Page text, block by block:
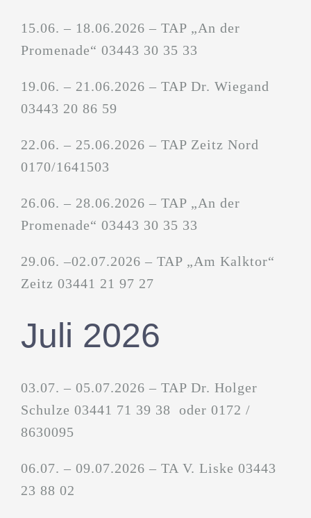
15.06. – 18.06.2026 – TAP „An der
Promenade“ 03443 30 35 33
19.06. – 21.06.2026 – TAP Dr. Wiegand
03443 20 86 59
22.06. – 25.06.2026 – TAP Zeitz Nord
0170/1641503
26.06. – 28.06.2026 – TAP „An der
Promenade“ 03443 30 35 33
29.06. –02.07.2026 – TAP „Am Kalktor“
Zeitz 03441 21 97 27
Juli 2026
03.07. – 05.07.2026 – TAP Dr. Holger
Schulze 03441 71 39 38 oder 0172 /
8630095
06.07. – 09.07.2026 – TA V. Liske 03443
23 88 02